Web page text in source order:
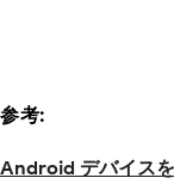
参考:
Android デバイスを